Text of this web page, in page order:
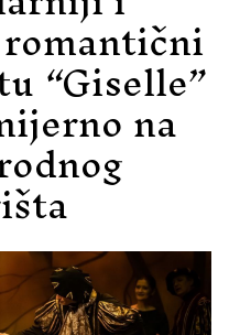
“Giselle”
na